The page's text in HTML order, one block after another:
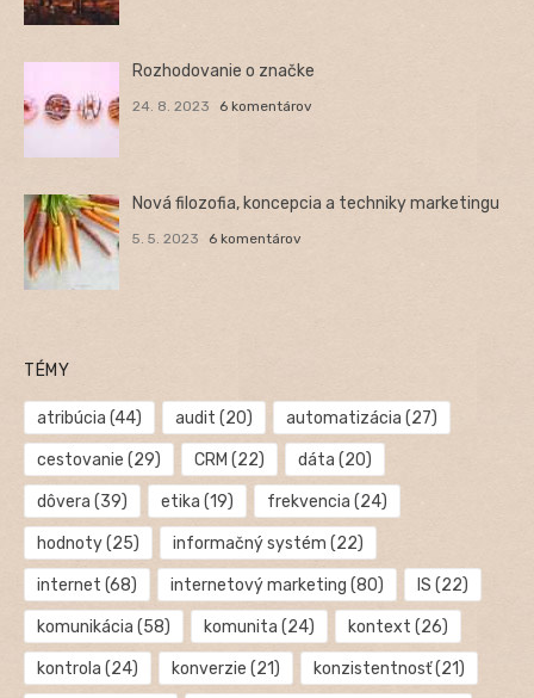
Rozhodovanie o značke
24. 8. 2023 6 komentárov
Nová filozofia, koncepcia a techniky marketingu
5. 5. 2023 6 komentárov
TÉMY
atribúcia (44) audit (20) automatizácia (27)
cestovanie (29) CRM (22) dáta (20)
dôvera (39) etika (19) frekvencia (24)
hodnoty(25) informačný systém (22)
internet (68) internetový marketing (80) IS (22)
komunikácia (58) komunita (24) kontext (26)
kontrola (24) konverzie (21) konzistentnosť(21)